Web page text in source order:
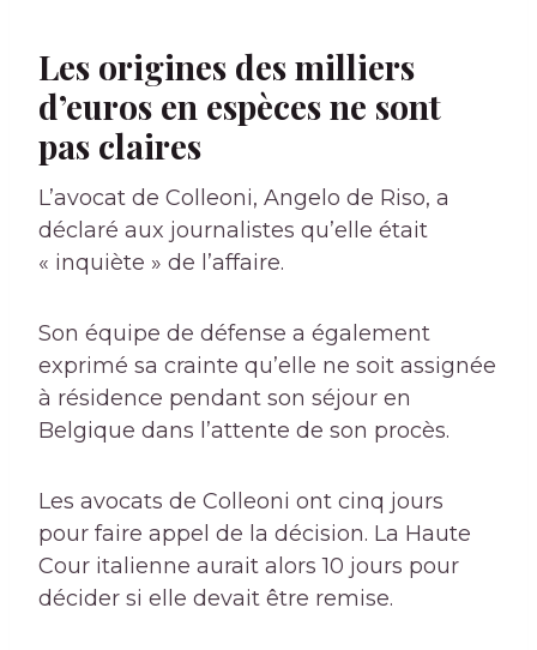
Les origines des milliers
d’euros en espèces ne sont
pas claires
L’avocat de Colleoni, Angelo de Riso, a
déclaré aux journalistes qu’elle était
« inquiète » de l’affaire.
Son équipe de défense a également
exprimé sa crainte qu’elle ne soit assignée
à résidence pendant son séjour en
Belgique dans l’attente de son procès.
Les avocats de Colleoni ont cinq jours
pour faire appel de la décision. La Haute
Cour italienne aurait alors 10 jours pour
décider si elle devait être remise.